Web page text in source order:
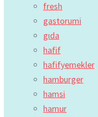
fresh
gastorumi
gıda
hafif
hafifyemekler
hamburger
hamsi
hamur